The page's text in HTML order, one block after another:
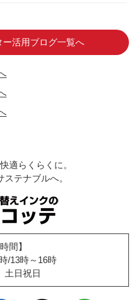
活用ブログ一覧へ
適らくらくに。
テナブルへ。
間】
/13時～16時
土日祝日